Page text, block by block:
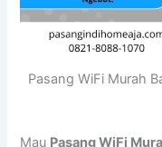
Pasang WiFi Murah
Mau Pasang WiFi